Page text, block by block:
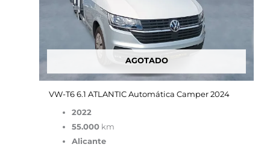
AGOTADO
VW-T6 6.1 ATLANTIC Automática Camper 2024
2022
55.000km
Alicante